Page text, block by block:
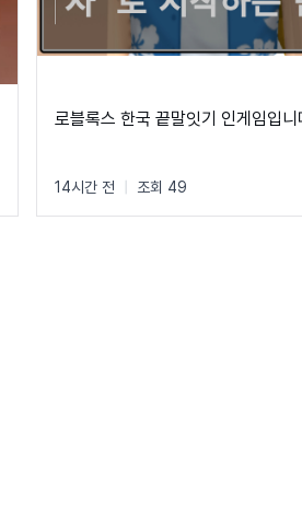
로블록스 한국 끝말잇기 인게임입니
14시간 전 조회 49